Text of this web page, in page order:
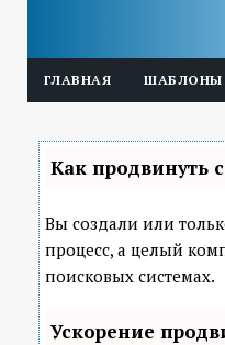
ГЛАВНАЯ ШАБЛОНЫ
Как продвинуть
Вы создали или
процесс, а целый
поисковых системах.
Ускорение